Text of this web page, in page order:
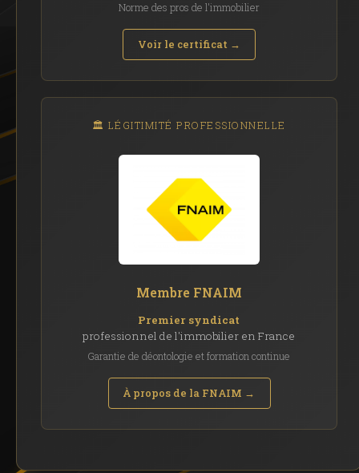
Norme des pros de l'immobilier
Voir le certificat →
🏛️ LÉGITIMITÉ PROFESSIONNELLE
Membre FNAIM
Premier syndicat
professionnel de l'immobilier en France
Garantie de déontologie et formation continue
À propos de la FNAIM →